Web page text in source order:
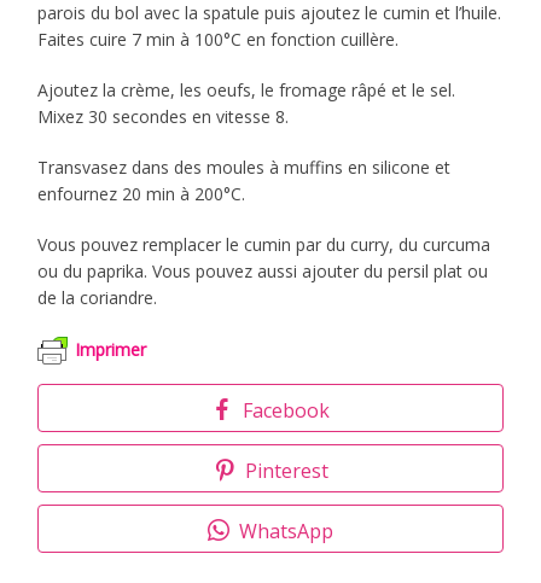
parois du bol avec la spatule puis ajoutez le cumin et l’huile.
Faites cuire 7 min à 100°C en fonction cuillère.
Ajoutez la crème, les oeufs, le fromage râpé et le sel.
Mixez 30 secondes en vitesse 8.
Transvasez dans des moules à muffins en silicone et
enfournez 20 min à 200°C.
Vous pouvez remplacer le cumin par du curry, du curcuma
ou du paprika. Vous pouvez aussi ajouter du persil plat ou
de la coriandre.
Imprimer
Facebook
Pinterest
WhatsApp